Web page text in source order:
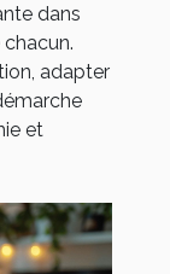
dans
adapter
et